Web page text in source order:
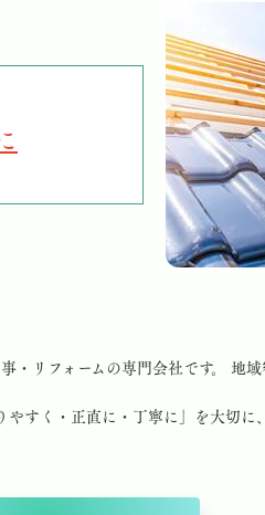
・リフォームの専門会社です。 地
すく・正直に・丁寧に」を大切に